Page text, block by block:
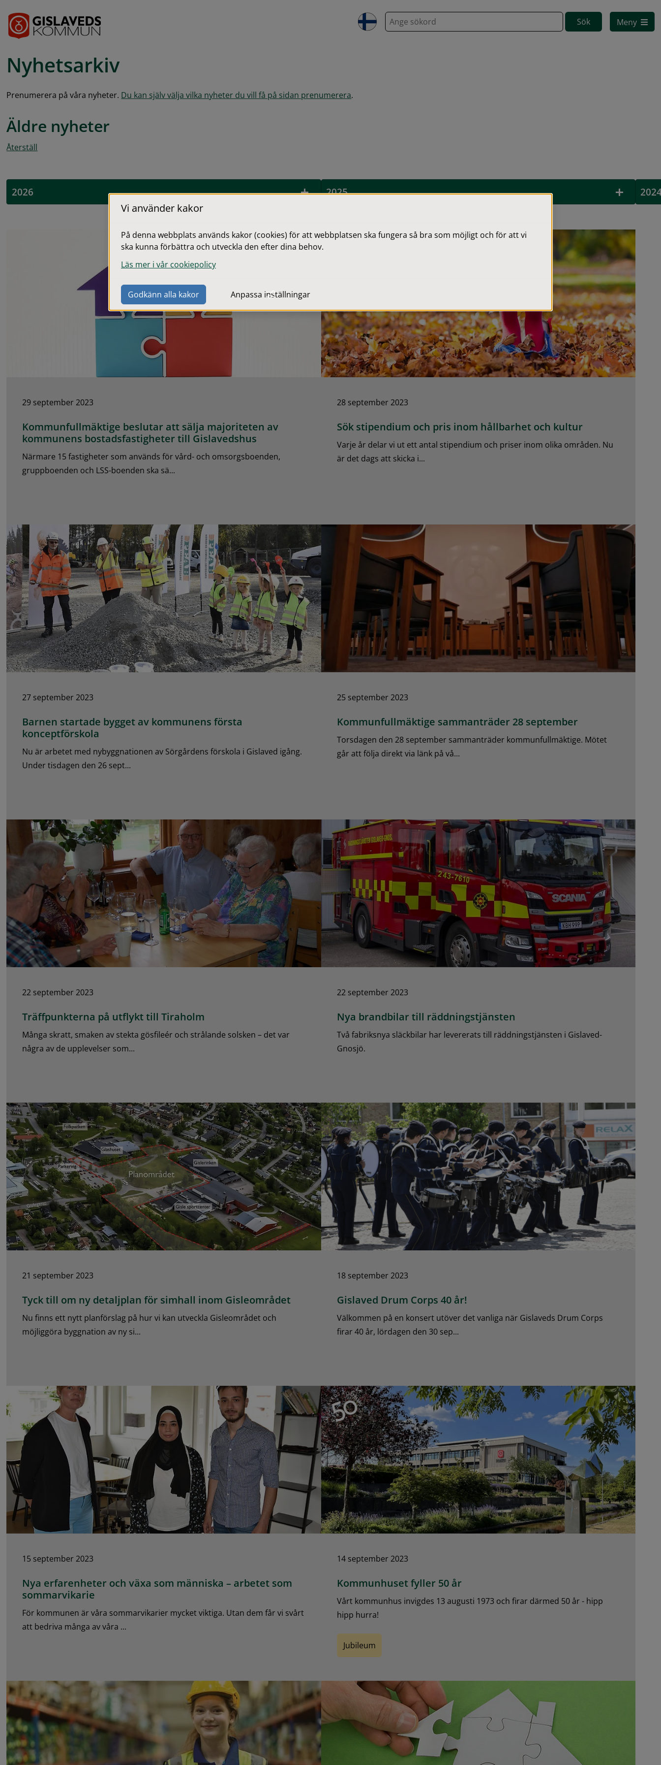
S
ö
Meny
Nyhetsarkiv
Prenumerera på våra nyheter. Du kan själv välja vilka nyheter du vill få på sidan prenumerera.
Äldre nyheter
Återställ
2026 2025
29 september 2023
Kommunfullmäktige beslutar att sälja majoriteten av
kommunens bostadsfastigheter till Gislavedshus
Närmare 15 fastigheter som används för vård- och omsorgsboenden,
gruppboenden och LSS-boenden ska sä...
28 september 2023
Sök stipendium och pris inom hållbarhet och kultur
Varje år delar vi ut ett antal stipendium och priser inom olika områden. Nu
är det dags att skicka i...
27 september 2023
Barnen startade bygget av kommunens första
konceptförskola
Nu är arbetet med nybyggnationen av Sörgårdens förskola i Gislaved igång.
Under tisdagen den 26 sept...
25 september 2023
Kommunfullmäktige sammanträder 28 september
Torsdagen den 28 september sammanträder kommunfullmäktige. Mötet
går att följa direkt via länk på vå...
22 september 2023
Träffpunkterna på utflykt till Tiraholm
Många skratt, smaken av stekta gösfileér och strålande solsken – det var
några av de upplevelser som...
22 september 2023
Nya brandbilar till räddningstjänsten
Två fabriksnya släckbilar har levererats till räddningstjänsten i Gislaved-
Gnosjö.
21 september 2023
Tyck till om ny detaljplan för simhall inom Gisleområdet
Nu finns ett nytt planförslag på hur vi kan utveckla Gisleområdet och
möjliggöra byggnation av ny si...
18 september 2023
Gislaved Drum Corps 40 år!
Välkommen på en konsert utöver det vanliga när Gislaveds Drum Corps
firar 40 år, lördagen den 30 sep...
15 september 2023
Nya erfarenheter och växa som människa – arbetet som
sommarvikarie
För kommunen är våra sommarvikarier mycket viktiga. Utan dem får vi svårt
att bedriva många av våra ...
14 september 2023
Kommunhuset fyller 50 år
Vårt kommunhus invigdes 13 augusti 1973 och firar därmed 50 år - hipp
hipp hurra!
Jubileum
Vi använder kakor
På denna webbplats används kakor (cookies) för att webbplatsen ska fungera så bra som möjligt och för att vi
ska kunna förbättra och utveckla den efter dina behov.
Läs mer i vår cookiepolicy
Godkänn alla kakor Anpassa inställningar